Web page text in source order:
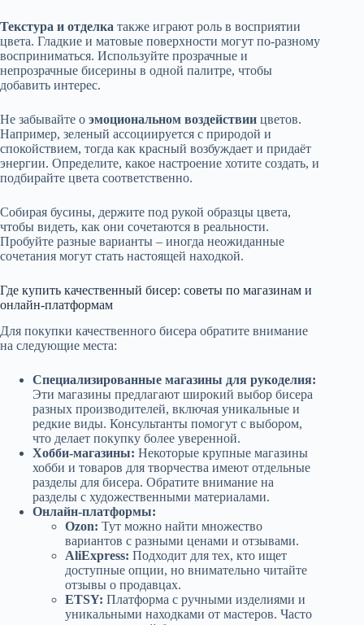
Текстура и отделка также играют роль в восприятии
цвета. Гладкие и матовые поверхности могут по-разному
восприниматься. Используйте прозрачные и
непрозрачные бисерины в одной палитре, чтобы
добавить интерес.
Не забывайте о эмоциональном воздействии цветов.
Например, зеленый ассоциируется с природой и
спокойствием, тогда как красный возбуждает и придаёт
энергии. Определите, какое настроение хотите создать, и
подбирайте цвета соответственно.
Собирая бусины, держите под рукой образцы цвета,
чтобы видеть, как они сочетаются в реальности.
Пробуйте разные варианты – иногда неожиданные
сочетания могут стать настоящей находкой.
Где купить качественный бисер: советы по магазинам и
онлайн-платформам
Для покупки качественного бисера обратите внимание
на следующие места:
Специализированные магазины для рукоделия:
Эти магазины предлагают широкий выбор бисера
разных производителей, включая уникальные и
редкие виды. Консультанты помогут с выбором,
что делает покупку более уверенной.
Хобби-магазины: Некоторые крупные магазины
хобби и товаров для творчества имеют отдельные
разделы для бисера. Обратите внимание на
разделы с художественными материалами.
Онлайн-платформы:
Ozon: Тут можно найти множество
вариантов с разными ценами и отзывами.
AliExpress: Подходит для тех, кто ищет
доступные опции, но внимательно читайте
отзывы о продавцах.
ETSY: Платформа с ручными изделиями и
уникальными находками от мастеров. Часто